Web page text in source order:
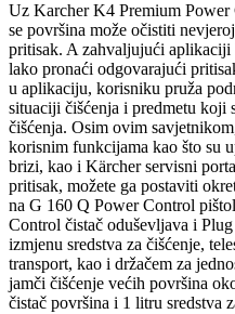
Uz Karcher K4 Premium Power
se površina može očistiti
pritisak. A zahvaljujući
lako pronaći odgovarajući
u aplikaciju, korisniku pruža
situaciji čišćenja i predmetu koji
čišćenja. Osim ovim
korisnim funkcijama kao što su
brizi, kao i Kärcher servisni
pritisak, možete ga postaviti
na G 160 Q Power Control
Control čistač oduševljava i Plug
izmjenu sredstva za čišćenje,
transport, kao i držačem za
jamči čišćenje većih površina
čistač površina i 1 litru sredstva